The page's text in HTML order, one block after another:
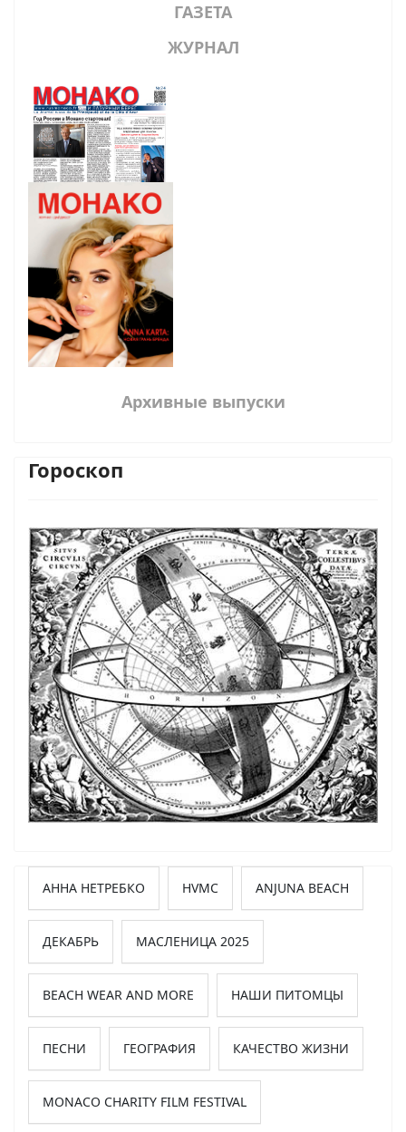
ГАЗЕТА
ЖУРНАЛ
Архивные выпуски
Гороскоп
АННА НЕТРЕБКО HVMC ANJUNA BEACH
ДЕКАБРЬ МАСЛЕНИЦА 2025
BEACH WEAR AND MORE НАШИ ПИТОМЦЫ
ПЕСНИ ГЕОГРАФИЯ КАЧЕСТВО ЖИЗНИ
MONACO CHARITY FILM FESTIVAL